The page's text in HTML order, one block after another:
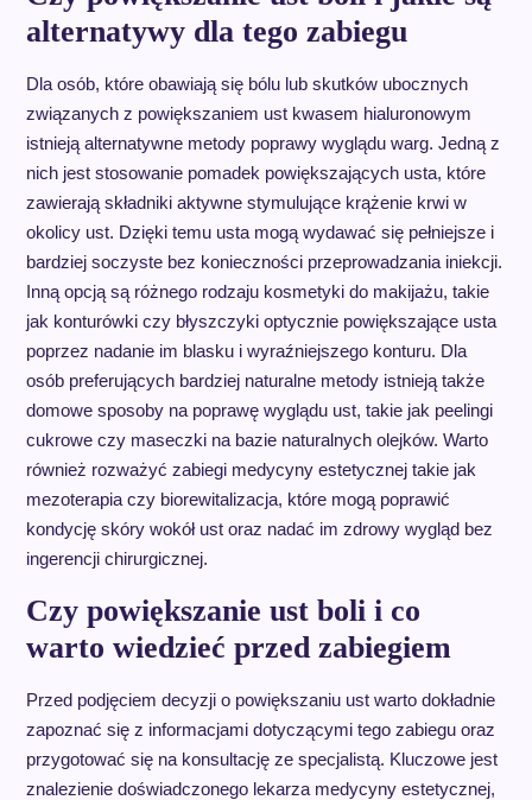
alternatywy dla tego zabiegu
Dla osób, które obawiają się bólu lub skutków ubocznych
związanych z powiększaniem ust kwasem hialuronowym
istnieją alternatywne metody poprawy wyglądu warg. Jedną z
nich jest stosowanie pomadek powiększających usta, które
zawierają składniki aktywne stymulujące krążenie krwi w
okolicy ust. Dzięki temu usta mogą wydawać się pełniejsze i
bardziej soczyste bez konieczności przeprowadzania iniekcji.
Inną opcją są różnego rodzaju kosmetyki do makijażu, takie
jak konturówki czy błyszczyki optycznie powiększające usta
poprzez nadanie im blasku i wyraźniejszego konturu. Dla
osób preferujących bardziej naturalne metody istnieją także
domowe sposoby na poprawę wyglądu ust, takie jak peelingi
cukrowe czy maseczki na bazie naturalnych olejków. Warto
również rozważyć zabiegi medycyny estetycznej takie jak
mezoterapia czy biorewitalizacja, które mogą poprawić
kondycję skóry wokół ust oraz nadać im zdrowy wygląd bez
ingerencji chirurgicznej.
Czy powiększanie ust boli i co
warto wiedzieć przed zabiegiem
Przed podjęciem decyzji o powiększaniu ust warto dokładnie
zapoznać się z informacjami dotyczącymi tego zabiegu oraz
przygotować się na konsultację ze specjalistą. Kluczowe jest
znalezienie doświadczonego lekarza medycyny estetycznej,